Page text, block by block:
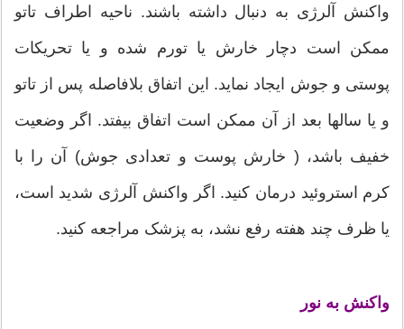
واکنش آلرژی به دنبال داشته باشند. ناحیه اطراف تاتو
ممکن است دچار خارش یا تورم شده و یا تحریکات
پوستی و جوش ایجاد نماید. این اتفاق بلافاصله پس از تاتو
و یا سالها بعد از آن ممکن است اتفاق بیفتد. اگر وضعیت
خفیف باشد، ( خارش پوست و تعدادی جوش) آن را با
کرم استروئید درمان کنید. اگر واکنش آلرژی شدید است،
یا ظرف چند هفته رفع نشد، به پزشک مراجعه کنید.
واکنش به نور